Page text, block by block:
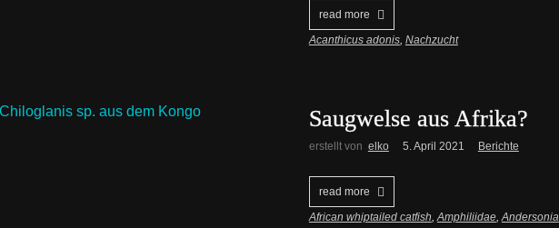
read more
Acanthicus adonis, Nachzucht
Saugwelse aus Afrika?
erstellt von elko 5. April 2021 Berichte
read more
African whiptailed catfish,Amphiliidae,Andersonia